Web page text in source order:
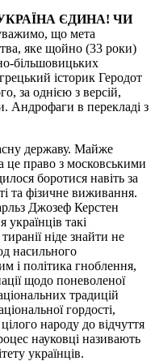
ЄДИНА! ЧИ
що мета
яке щойно (33 роки)
більшовицьких
історик Геродот
за однією з версій,
Андрофаги в перекладі з
державу. Майже
це право з московськими
боротися навіть за
та фізичне виживання.
Джозеф Керстен
такі
ніде знайти не
насильного
і політика гноблення,
щодо поневоленої
традицій
гордості,
народу до відчуття
науковці називають
українців.